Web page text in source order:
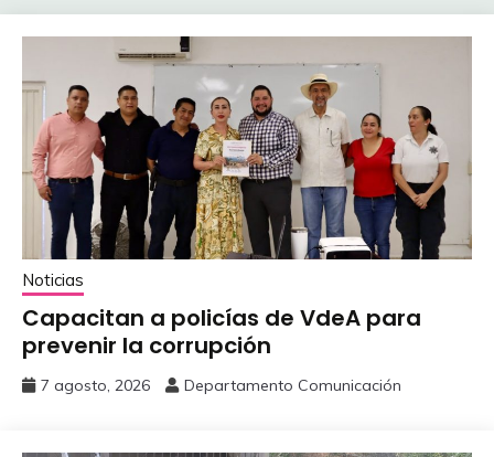
Noticias
Capacitan a policías de VdeA ‎para
prevenir la corrupción
7 agosto, 2026 Departamento Comunicación